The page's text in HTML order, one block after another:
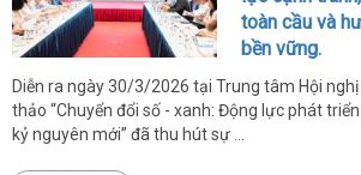
toàn cầu và
bền vững.
Diễn ra ngày 30/3/2026 tại Trung tâm Hội nghị
thảo “Chuyển đổi số - xanh: Động lực phát
kỷ nguyên mới” đã thu hút sự ...